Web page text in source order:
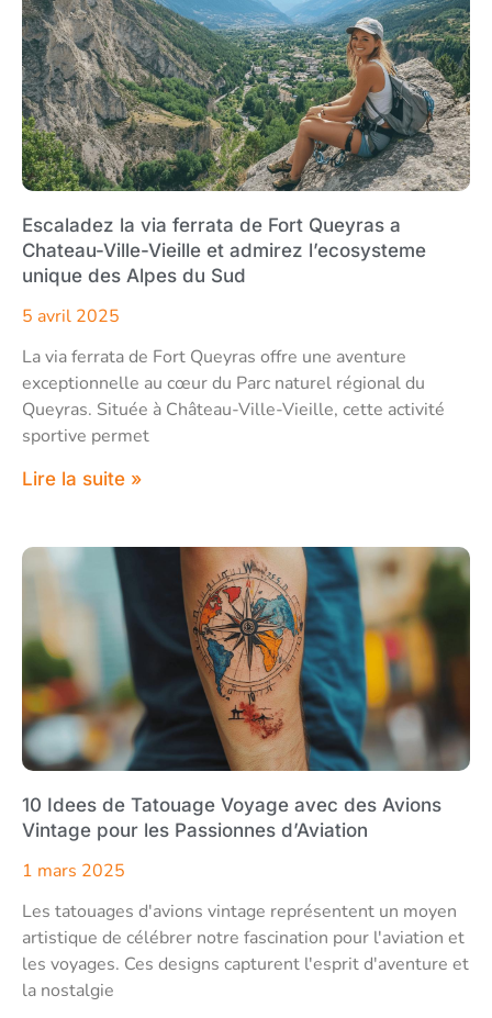
Escaladez la via ferrata de Fort Queyras a
Chateau-Ville-Vieille et admirez l’ecosysteme
unique des Alpes du Sud
5 avril 2025
La via ferrata de Fort Queyras offre une aventure
exceptionnelle au cœur du Parc naturel régional du
Queyras. Située à Château-Ville-Vieille, cette activité
sportive permet
Lire la suite »
10 Idees de Tatouage Voyage avec des Avions
Vintage pour les Passionnes d’Aviation
1 mars 2025
Les tatouages d'avions vintage représentent un moyen
artistique de célébrer notre fascination pour l'aviation et
les voyages. Ces designs capturent l'esprit d'aventure et
la nostalgie